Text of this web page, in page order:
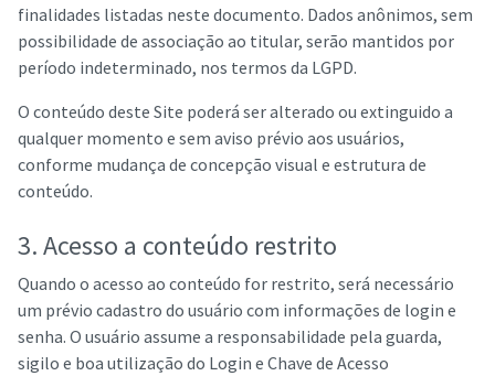
finalidades listadas neste documento. Dados anônimos, sem
possibilidade de associação ao titular, serão mantidos por
período indeterminado, nos termos da LGPD.
O conteúdo deste Site poderá ser alterado ou extinguido a
qualquer momento e sem aviso prévio aos usuários,
conforme mudança de concepção visual e estrutura de
conteúdo.
3. Acesso a conteúdo restrito
Quando o acesso ao conteúdo for restrito, será necessário
um prévio cadastro do usuário com informações de login e
senha. O usuário assume a responsabilidade pela guarda,
sigilo e boa utilização do Login e Chave de Acesso